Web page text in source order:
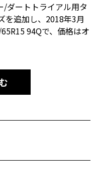
ダートトライアル用タ
を追加し、2018年3月
94Qで、価格はオ